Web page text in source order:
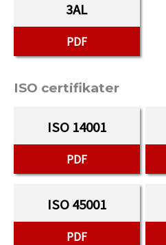
3AL
PDF
ISO certifikater
ISO 14001
PDF
ISO 45001
PDF